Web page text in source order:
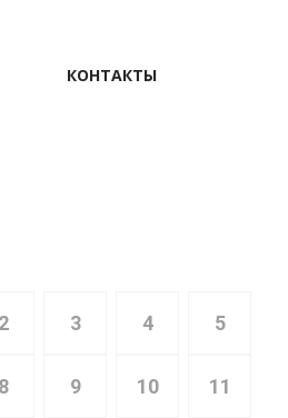
КОНТАКТЫ
2 3 4 5
8 9 10 11